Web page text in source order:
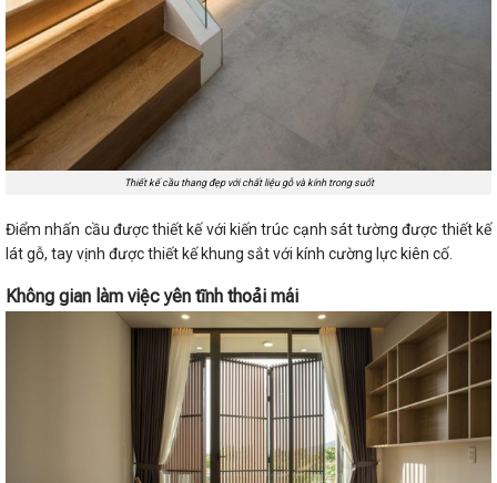
Thiết kế cầu thang đẹp với chất liệu gỗ và kính trong suốt
Điểm nhấn cầu được thiết kế với kiến trúc cạnh sát tường được thiết kế
lát gỗ, tay vịnh được thiết kế khung sắt với kính cường lực kiên cố.
Không gian làm việc yên tĩnh thoải mái